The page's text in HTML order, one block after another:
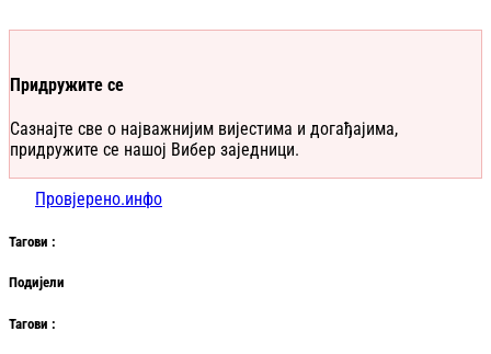
Придружите се
Сазнајте све о најважнијим вијестима и догађајима,
придружите се нашој Вибер заједници.
Провјерено.инфо
Тагови :
Подијели
Тагови :